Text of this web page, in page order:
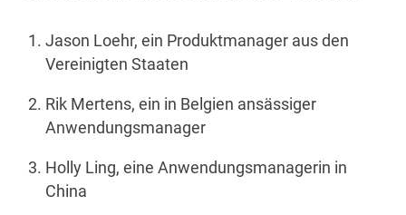
Jason Loehr, ein Produktmanager aus den
Vereinigten Staaten
Rik Mertens, ein in Belgien ansässiger
Anwendungsmanager
Holly Ling, eine Anwendungsmanagerin in
China